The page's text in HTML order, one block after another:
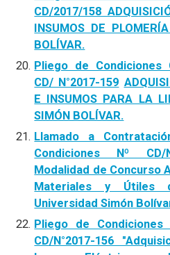
CD/2017/158
INSUMOS DE
BOLÍVAR.
Pliego de Condiciones
CD/ N°2017-159
E INSUMOS PARA LA
SIMÓN BOLÍVAR.
Llamado a
Condiciones Nº
Modalidad de Concurso
Materiales y Útiles
Universidad Simón
Pliego de Condiciones
CD/N°2017-156